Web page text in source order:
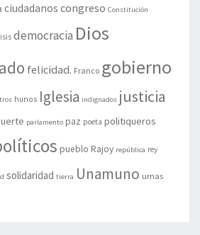
ciudadanos congreso Constitución
democracia Dios
felicidad. Franco gobierno
hunos Iglesia indignados justicia
parlamento paz poeta politiqueros
pueblo Rajoy república rey
solidaridad tierra Unamuno urnas